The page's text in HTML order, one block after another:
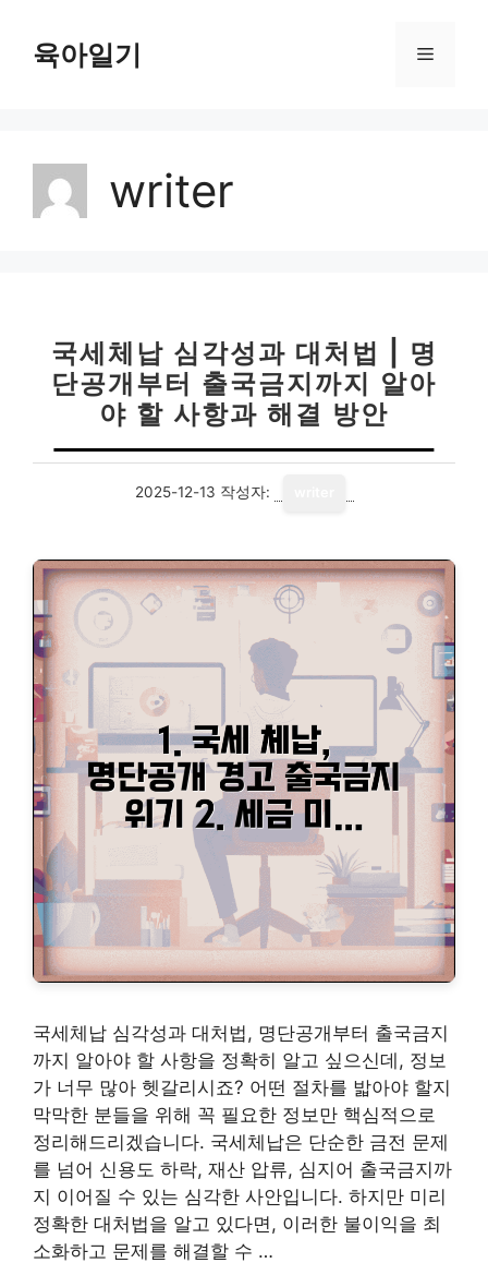
육아일기 메
writer
국세체납 심각성과 대처법 | 명
단공개부터 출국금지까지 알아
야 할 사항과 해결 방안
2025-12-13 작성자:
국세체납 심각성과 대처법, 명단공개부터 출국금지
까지 알아야 할 사항을 정확히 알고 싶으신데, 정보
가 너무 많아 헷갈리시죠? 어떤 절차를 밟아야 할지
막막한 분들을 위해 꼭 필요한 정보만 핵심적으로
정리해드리겠습니다. 국세체납은 단순한 금전 문제
를 넘어 신용도 하락, 재산 압류, 심지어 출국금지까
지 이어질 수 있는 심각한 사안입니다. 하지만 미리
정확한 대처법을 알고 있다면, 이러한 불이익을 최
소화하고 문제를 해결할 수 …